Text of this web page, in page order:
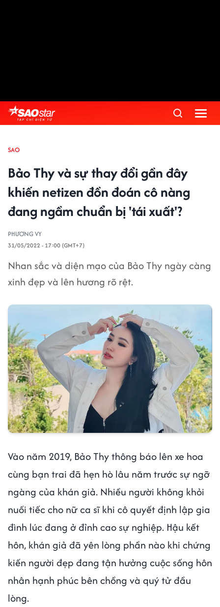
SAO
Bảo Thy và sự thay đổi gần đây
khiến netizen đồn đoán cô nàng
đang ngầm chuẩn bị 'tái xuất'?
PHƯƠNG VY
31/05/2022 - 17:00 (GMT+7)
Nhan sắc và diện mạo của Bảo Thy ngày càng
xinh đẹp và lên hương rõ rệt.
Vào năm 2019, Bảo Thy thông báo lên xe hoa
cùng bạn trai đã hẹn hò lâu năm trước sự ngỡ
ngàng của khán giả. Nhiều người không khỏi
nuối tiếc cho nữ ca sĩ khi cô quyết định lập gia
đình lúc đang ở đỉnh cao sự nghiệp. Hậu kết
hôn, khán giả đã yên lòng phần nào khi chứng
kiến người đẹp đang tận hưởng cuộc sống hôn
nhân hạnh phúc bên chồng và quý tử đầu
lòng.